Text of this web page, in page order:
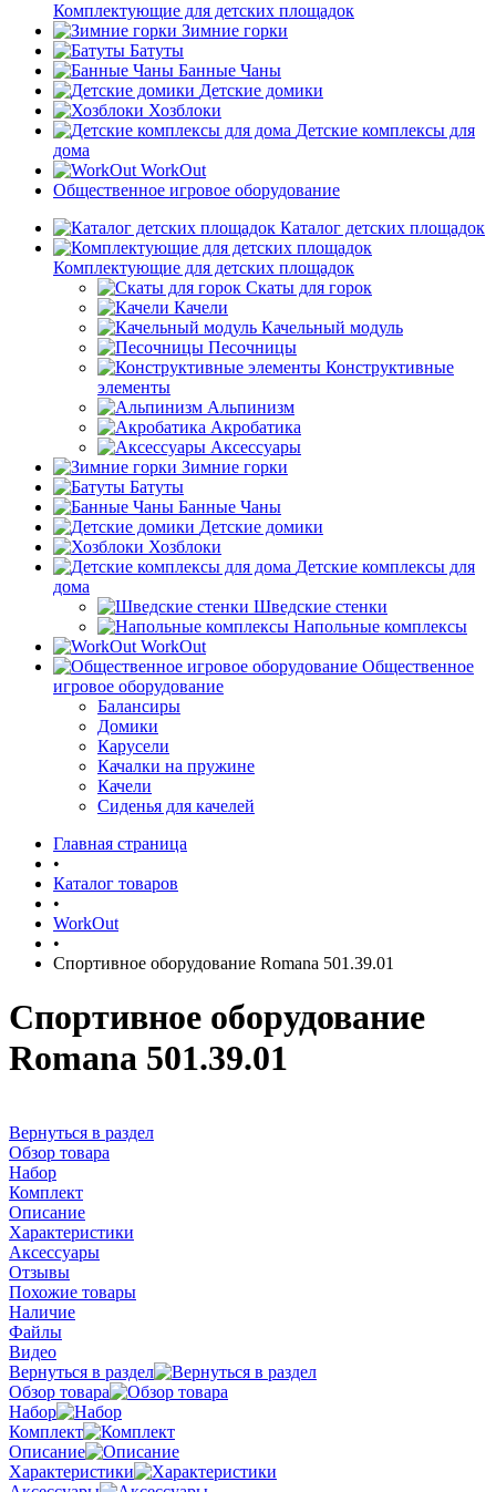
Комплектующие для детских площадок
Зимние горки
Батуты
Банные Чаны
Детские домики
Хозблоки
Детские комплексы для
дома
WorkOut
Общественное игровое оборудование
Каталог детских площадок
Комплектующие для детских площадок
Скаты для горок
Качели
Качельный модуль
Песочницы
Конструктивные
элементы
Альпинизм
Акробатика
Аксессуары
Зимние горки
Батуты
Банные Чаны
Детские домики
Хозблоки
Детские комплексы для
дома
Шведские стенки
Напольные комплексы
WorkOut
Общественное
игровое оборудование
Балансиры
Домики
Карусели
Качалки на пружине
Качели
Сиденья для качелей
Главная страница
•
Каталог товаров
•
WorkOut
•
Спортивное оборудование Romana 501.39.01
Спортивное оборудование
Romana 501.39.01
Вернуться в раздел
Обзор товара
Набор
Комплект
Описание
Характеристики
Аксессуары
Отзывы
Похожие товары
Наличие
Файлы
Видео
Вернуться в раздел
Обзор товара
Набор
Комплект
Описание
Характеристики